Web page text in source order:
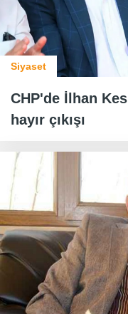
Siyaset
CHP'de İlhan
hayır çıkışı